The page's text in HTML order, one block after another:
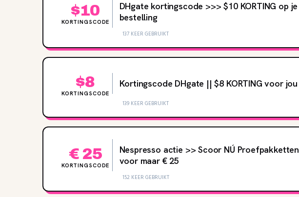
$10
KORTINGSCODE
DHgate kortingscode >>> $10 KORTING op je
bestelling
137 KEER GEBRUIKT
$8
KORTINGSCODE
Kortingscode DHgate || $8 KORTING voor jou
139 KEER GEBRUIKT
€ 25
KORTINGSCODE
Nespresso actie >> Scoor NÚ Proefpakketten
voor maar € 25
152 KEER GEBRUIKT